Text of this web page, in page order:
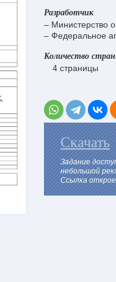
Разработчик
– Министерство
– Федеральное
Количество
4 страницы
Скачать
Задание
небольшой
Ссылка